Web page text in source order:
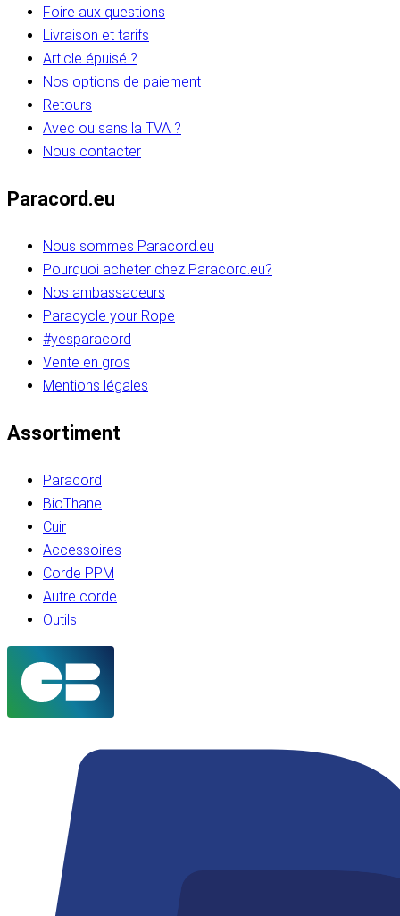
Foire aux questions
Livraison et tarifs
Article épuisé ?
Nos options de paiement
Retours
Avec ou sans la TVA ?
Nous contacter
Paracord.eu
Nous sommes Paracord.eu
Pourquoi acheter chez Paracord.eu?
Nos ambassadeurs
Paracycle your Rope
#yesparacord
Vente en gros
Mentions légales
Assortiment
Paracord
BioThane
Cuir
Accessoires
Corde PPM
Autre corde
Outils